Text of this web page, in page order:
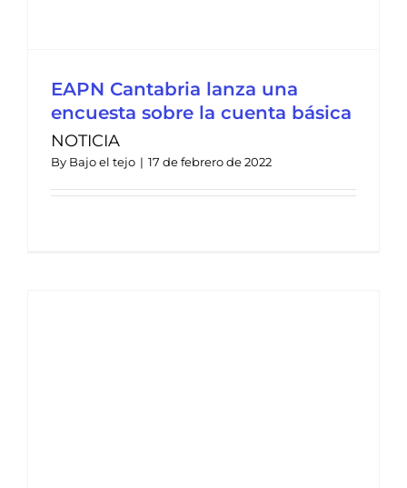
EAPN Cantabria lanza una
encuesta sobre la cuenta básica
NOTICIA
By Bajo el tejo | 17 de febrero de 2022